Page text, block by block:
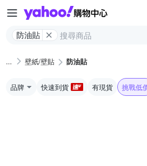
Yahoo購
防油貼
壁紙/壁貼 防油貼
品牌 快速到貨 有現貨 挑戰低